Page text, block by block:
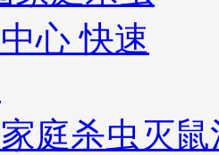
庭杀虫灭